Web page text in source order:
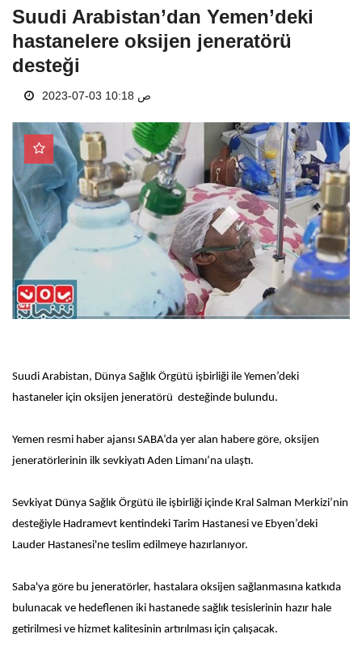
a
v
g
a
i
o
n
Suudi Arabistan’dan Yemen’deki
hastanelere oksijen jeneratörü
desteği
2023-07-03 10:18 ص
Suudi Arabistan, Dünya Sağlık Örgütü işbirliği ile Yemen’deki
hastaneler için oksijen jeneratörü desteğinde bulundu.
Yemen resmi haber ajansı SABA’da yer alan habere göre, oksijen
jeneratörlerinin ilk sevkiyatı Aden Limanı’na ulaştı.
Sevkiyat Dünya Sağlık Örgütü ile işbirliği içinde Kral Salman Merkizi’nin
desteğiyle Hadramevt kentindeki Tarim Hastanesi ve Ebyen’deki
Lauder Hastanesi'ne teslim edilmeye hazırlanıyor.
Saba'ya göre bu jeneratörler, hastalara oksijen sağlanmasına katkıda
bulunacak ve hedeflenen iki hastanede sağlık tesislerinin hazır hale
getirilmesi ve hizmet kalitesinin artırılması için çalışacak.